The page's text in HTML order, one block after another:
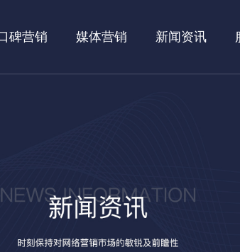
碑营销 媒体营销 新闻资讯